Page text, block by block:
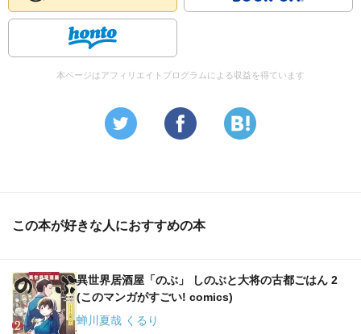
リオンティーヌと思案なう。
豚肉は使うんだ！
煮る？
そりゃ、
まだまだ改良の余地有りと頑張るハンスは偉い！
つか、
後々はリオンティーヌさんとお店するか？
本ページはアフィリエイトプログラムによる収益を得ています
この本が好きな人におすすめの本
異世界居酒屋「のぶ」 しのぶと大将の古都ごはん 2
(このマンガがすごい! comics)
蝉川夏哉 くるり